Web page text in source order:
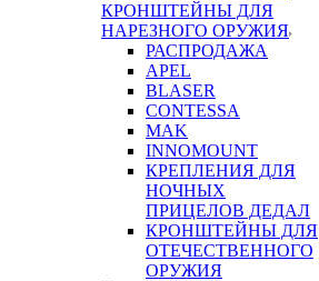
КРОНШТЕЙНЫ ДЛЯ
НАРЕЗНОГО ОРУЖИЯ
РАСПРОДАЖА
APEL
BLASER
CONTESSA
MAK
INNOMOUNT
КРЕПЛЕНИЯ ДЛЯ
НОЧНЫХ
ПРИЦЕЛОВ ДЕДАЛ
КРОНШТЕЙНЫ ДЛЯ
ОТЕЧЕСТВЕННОГО
ОРУЖИЯ